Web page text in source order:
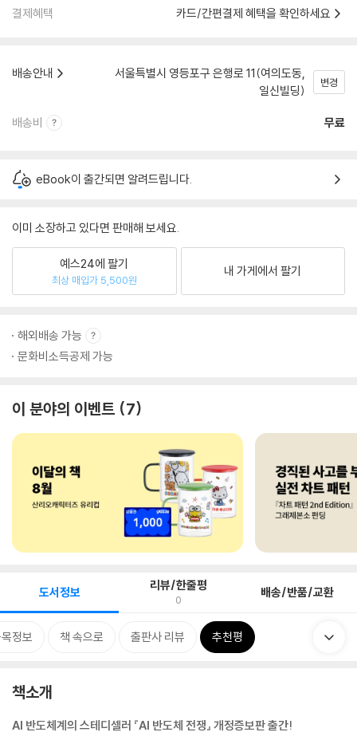
결제혜택 카드/간편결제 혜택을 확인하세요
배송안내
서울특별시 영등포구 은행로 11(여의도동,
일신빌딩)
변경
배송비 무료
eBook이 출간되면 알려드립니다.
이미 소장하고 있다면 판매해 보세요.
예스24에 팔기
최상 매입가 5,500원
내 가게에서 팔기
해외배송 가능
문화비소득공제 가능
이 분야의 이벤트 7
도서정보 리뷰/한줄평
0 배송/반품/교환
정보 책 속으로 출판사 리뷰 추천평
책소개
AI 반도체계의 스테디셀러 『AI 반도체 전쟁』 개정증보판 출간!